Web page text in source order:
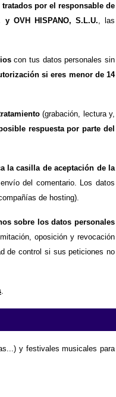
tratados por el responsable de
OVH HISPANO, S.L.U. , las
con tus datos personales sin
si eres menor de 14
(grabación, lectura y,
respuesta por parte del
la casilla de aceptación de la
del comentario. Los datos
de hosting).
sobre los datos personales
oposición y revocación
de control si sus peticiones no
y festivales musicales para